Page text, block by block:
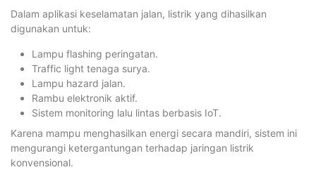
Dalam aplikasi keselamatan jalan, listrik yang dihasilkan
digunakan untuk:
Lampu flashing peringatan.
Traffic light tenaga surya.
Lampu hazard jalan.
Rambu elektronik aktif.
Sistem monitoring lalu lintas berbasis IoT.
Karena mampu menghasilkan energi secara mandiri, sistem ini
mengurangi ketergantungan terhadap jaringan listrik
konvensional.